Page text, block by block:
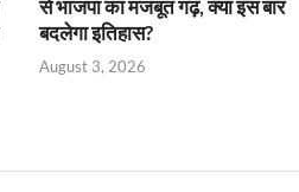
से भाजपा का मजबूत गढ़, क्या इस बार
बदलेगा इतिहास?
August 3, 2026